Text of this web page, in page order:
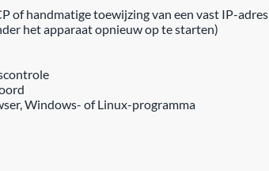
of handmatige toewijzing van een vast IP-adres
het apparaat opnieuw op te starten)
Windows- of Linux-programma